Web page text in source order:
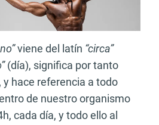
viene del latín “circa”
(día), significa por tanto
y hace referencia a todo
de nuestro organismo
cada día, y todo ello al